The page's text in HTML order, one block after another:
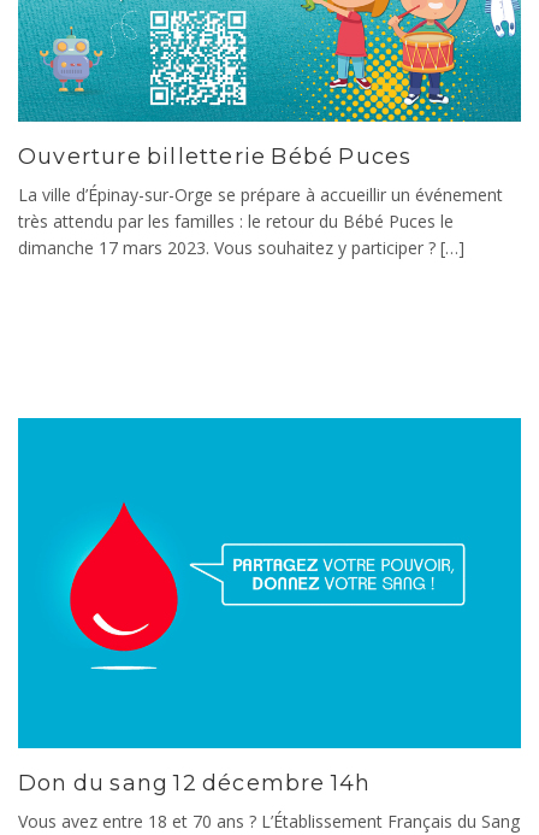
Ouverture billetterie Bébé Puces
La ville d’Épinay-sur-Orge se prépare à accueillir un événement
très attendu par les familles : le retour du Bébé Puces le
dimanche 17 mars 2023. Vous souhaitez y participer ? […]
Don du sang 12 décembre 14h
Vous avez entre 18 et 70 ans ? L’Établissement Français du Sang